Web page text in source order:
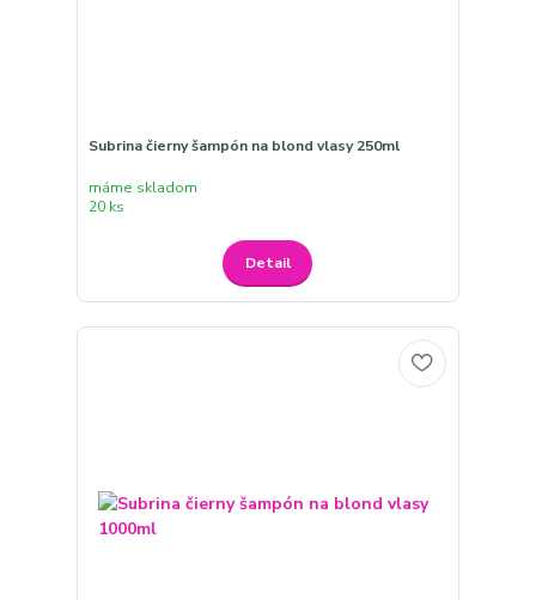
Subrina čierny šampón na blond vlasy 250ml
máme skladom
20 ks
Detail